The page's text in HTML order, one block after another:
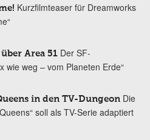
Kurzfilmteaser für Dreamworks
Area 51 Der SF-
wie weg – vom Planeten Erde“
in den TV-Dungeon Die
soll als TV-Serie adaptiert